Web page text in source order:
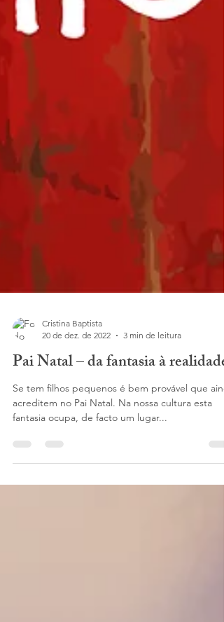
20 de dez. de 2022
3 min de leitura
Pai Natal – da fantasia à realidade
Se tem filhos pequenos é bem provável que
fantasia ocupa, de facto um lugar...